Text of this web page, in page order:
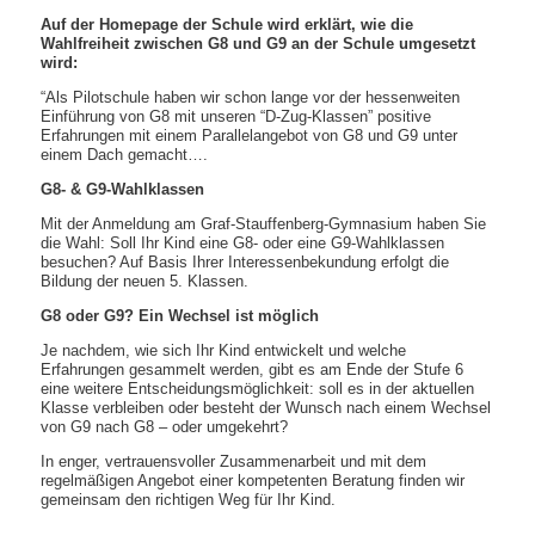
Auf der Homepage der Schule wird erklärt, wie die
Wahlfreiheit zwischen G8 und G9 an der Schule umgesetzt
wird:
“Als Pilotschule haben wir schon lange vor der hessenweiten
Einführung von G8 mit unseren “D-Zug-Klassen” positive
Erfahrungen mit einem Parallelangebot von G8 und G9 unter
einem Dach gemacht….
G8- & G9-Wahlklassen
Mit der Anmeldung am Graf-Stauffenberg-Gymnasium haben Sie
die Wahl: Soll Ihr Kind eine G8- oder eine G9-Wahlklassen
besuchen? Auf Basis Ihrer Interessenbekundung erfolgt die
Bildung der neuen 5. Klassen.
G8 oder G9? Ein Wechsel ist möglich
Je nachdem, wie sich Ihr Kind entwickelt und welche
Erfahrungen gesammelt werden, gibt es am Ende der Stufe 6
eine weitere Entscheidungsmöglichkeit: soll es in der aktuellen
Klasse verbleiben oder besteht der Wunsch nach einem Wechsel
von G9 nach G8 – oder umgekehrt?
In enger, vertrauensvoller Zusammenarbeit und mit dem
regelmäßigen Angebot einer kompetenten Beratung finden wir
gemeinsam den richtigen Weg für Ihr Kind.